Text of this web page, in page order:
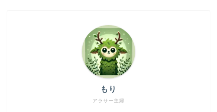
アラサー主婦
もり